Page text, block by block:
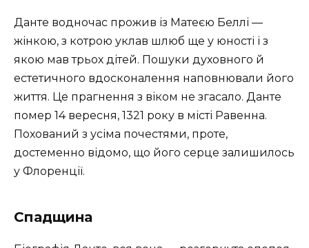
Данте водночас прожив із Матеєю Беллі —
жінкою, з котрою уклав шлюб ще у юності і з
якою мав трьох дітей. Пошуки духовного й
естетичного вдосконалення наповнювали його
життя. Це прагнення з віком не згасало. Данте
помер 14 вересня, 1321 року в місті Равенна.
Похований з усіма почестями, проте,
достеменно відомо, що його серце залишилось
у Флоренції.
Спадщина